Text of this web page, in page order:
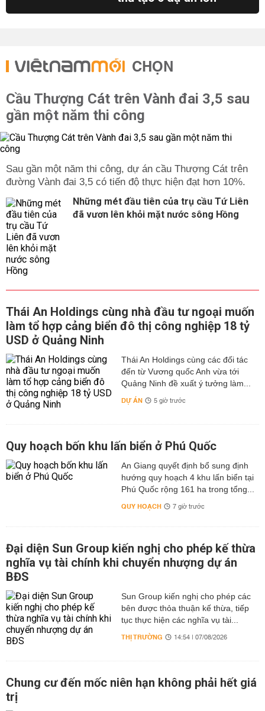
CHỌN
Cầu Thượng Cát trên Vành đai 3,5 sau
gần một năm thi công
Sau gần một năm thi công, dự án cầu Thượng Cát trên
đường Vành đai 3,5 có tiến độ thực hiện đạt hơn 10%.
Những mét đầu tiên của trụ cầu Tứ Liên
đã vươn lên khỏi mặt nước sông Hồng
Thái An Holdings cùng nhà đầu tư ngoại muốn
làm tổ hợp cảng biển đô thị công nghiệp 18 tỷ
USD ở Quảng Ninh
Thái An Holdings cùng các đối tác
đến từ Vương quốc Anh vừa tới
Quảng Ninh đề xuất ý tưởng làm...
DỰ ÁN 5 giờ trước
Quy hoạch bốn khu lấn biển ở Phú Quốc
An Giang quyết định bổ sung định
hướng quy hoạch 4 khu lấn biển tại
Phú Quốc rộng 161 ha trong tổng...
QUY HOẠCH 7 giờ trước
Đại diện Sun Group kiến nghị cho phép kế thừa
nghĩa vụ tài chính khi chuyển nhượng dự án
BĐS
Sun Group kiến nghị cho phép các
bên được thỏa thuận kế thừa, tiếp
tục thực hiện các nghĩa vụ tài...
THỊ TRƯỜNG 14:54 | 07/08/2026
Chung cư đến mốc niên hạn không phải hết giá
trị